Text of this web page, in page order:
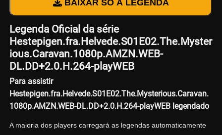
BAIXAR SÓ A LEGENDA
Legenda Oficial da série
Hestepigen.fra.Helvede.S01E02.The.Myster
ious.Caravan.1080p.AMZN.WEB-
DL.DD+2.0.H.264-playWEB
Para assistir
Hestepigen.fra.Helvede.S01E02.The.Mysterious.Caravan.
1080p.AMZN.WEB-DL.DD+2.0.H.264-playWEB legendado
A maioria dos players carregará as legendas automaticamente